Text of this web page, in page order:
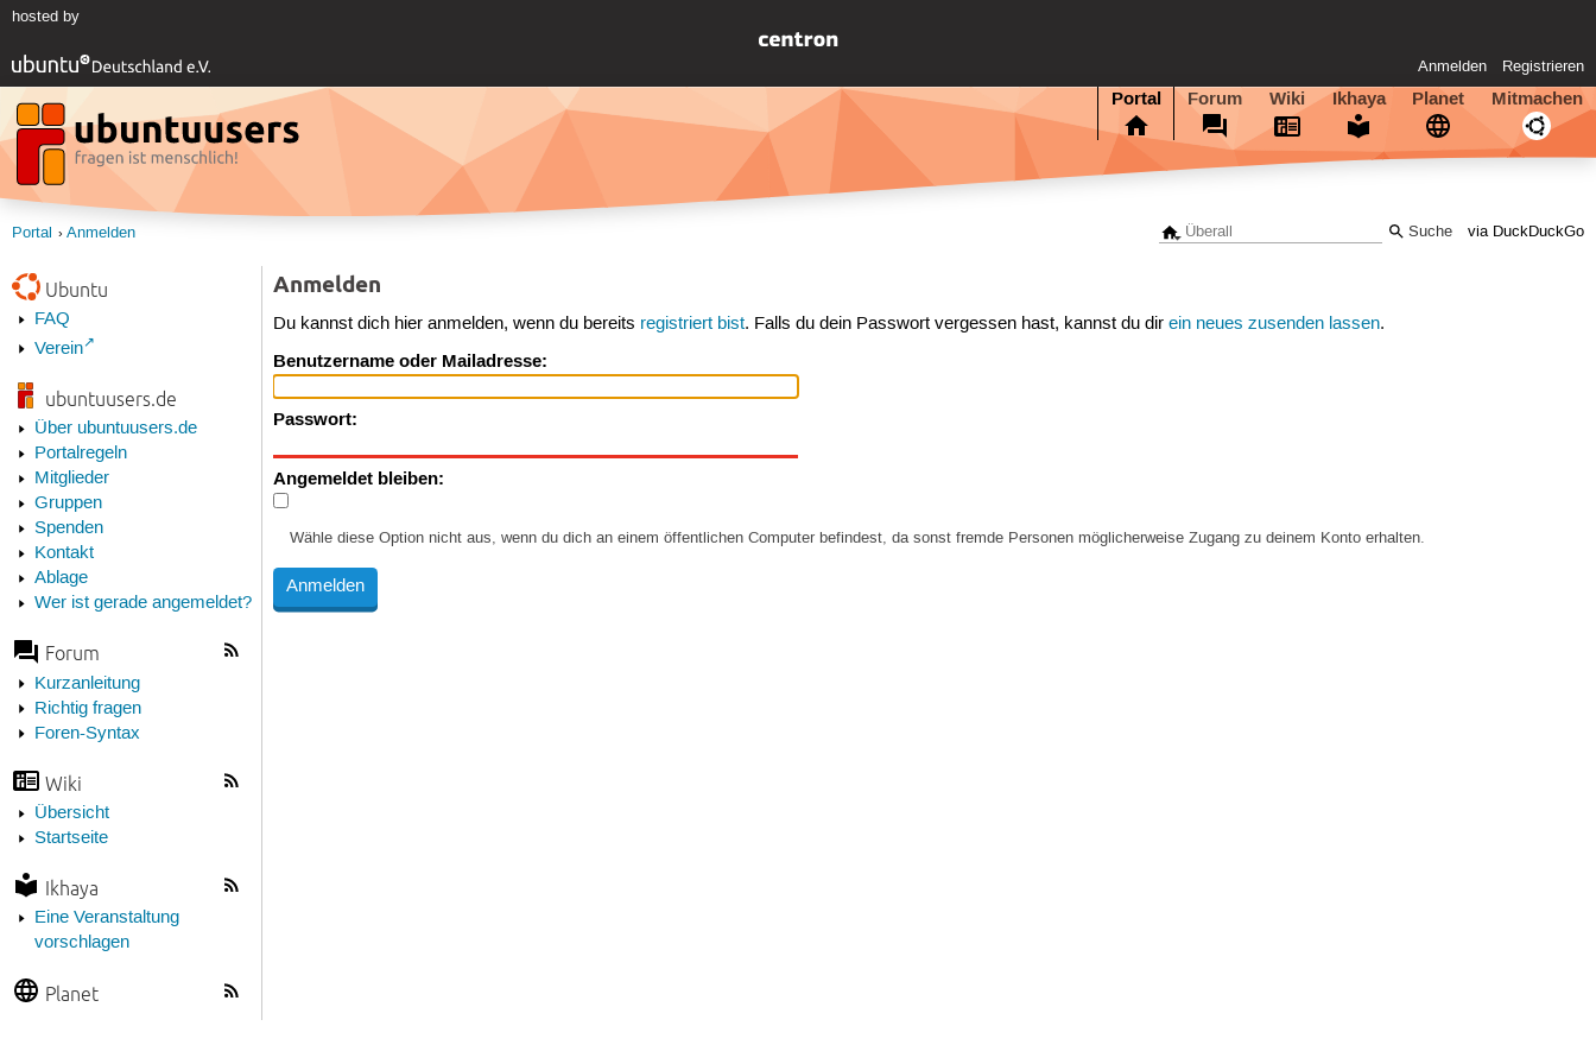
hosted by
Anmelden Registrieren
Portal Forum Wiki Ikhaya Planet Mitmachen
via DuckDuckGo
Portal Anmelden
Ubuntu
FAQ
Verein
ubuntuusers.de
Über ubuntuusers.de
Portalregeln
Mitglieder
Gruppen
Spenden
Kontakt
Ablage
Wer ist gerade angemeldet?
Forum
Kurzanleitung
Richtig fragen
Foren-Syntax
Wiki
Übersicht
Startseite
Ikhaya
Eine Veranstaltung
vorschlagen
Planet
Anmelden
Du kannst dich hier anmelden, wenn du bereits registriert bist. Falls du dein Passwort vergessen hast, kannst du direin neues zusenden lassen.
Benutzername oder Mailadresse:
Passwort:
Angemeldet bleiben:
Wähle diese Option nicht aus, wenn du dich an einem öffentlichen Computer befindest, da sonst fremde Personen möglicherweise Zugang zu deinem Konto erhalten.